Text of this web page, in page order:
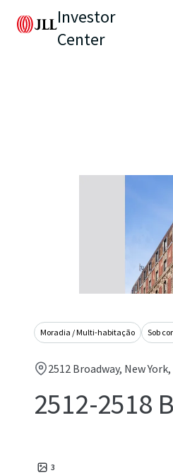
Investor
Center
Moradia / Multi-habitação Sob
2512 Broadway, New York,
2512-2518
3